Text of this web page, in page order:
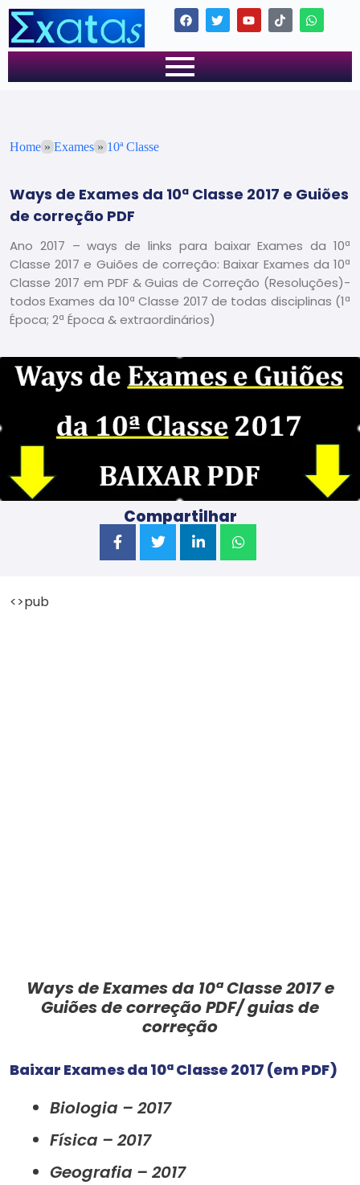
Home»Exames»10ª Classe
Ways de Exames da 10ª Classe 2017 e Guiões
de correção PDF
Ano 2017 – ways de links para baixar Exames da 10ª
Classe 2017 e Guiões de correção: Baixar Exames da 10ª
Classe 2017 em PDF & Guias de Correção (Resoluções)-
todos Exames da 10ª Classe 2017 de todas disciplinas (1ª
Época; 2ª Época & extraordinários)
Compartilhar
<>pub
Ways de Exames da 10ª Classe 2017 e
Guiões de correção PDF/ guias de
correção
Baixar Exames da 10ª Classe 2017 (em PDF)
Biologia – 2017
Física – 2017
Geografia – 2017